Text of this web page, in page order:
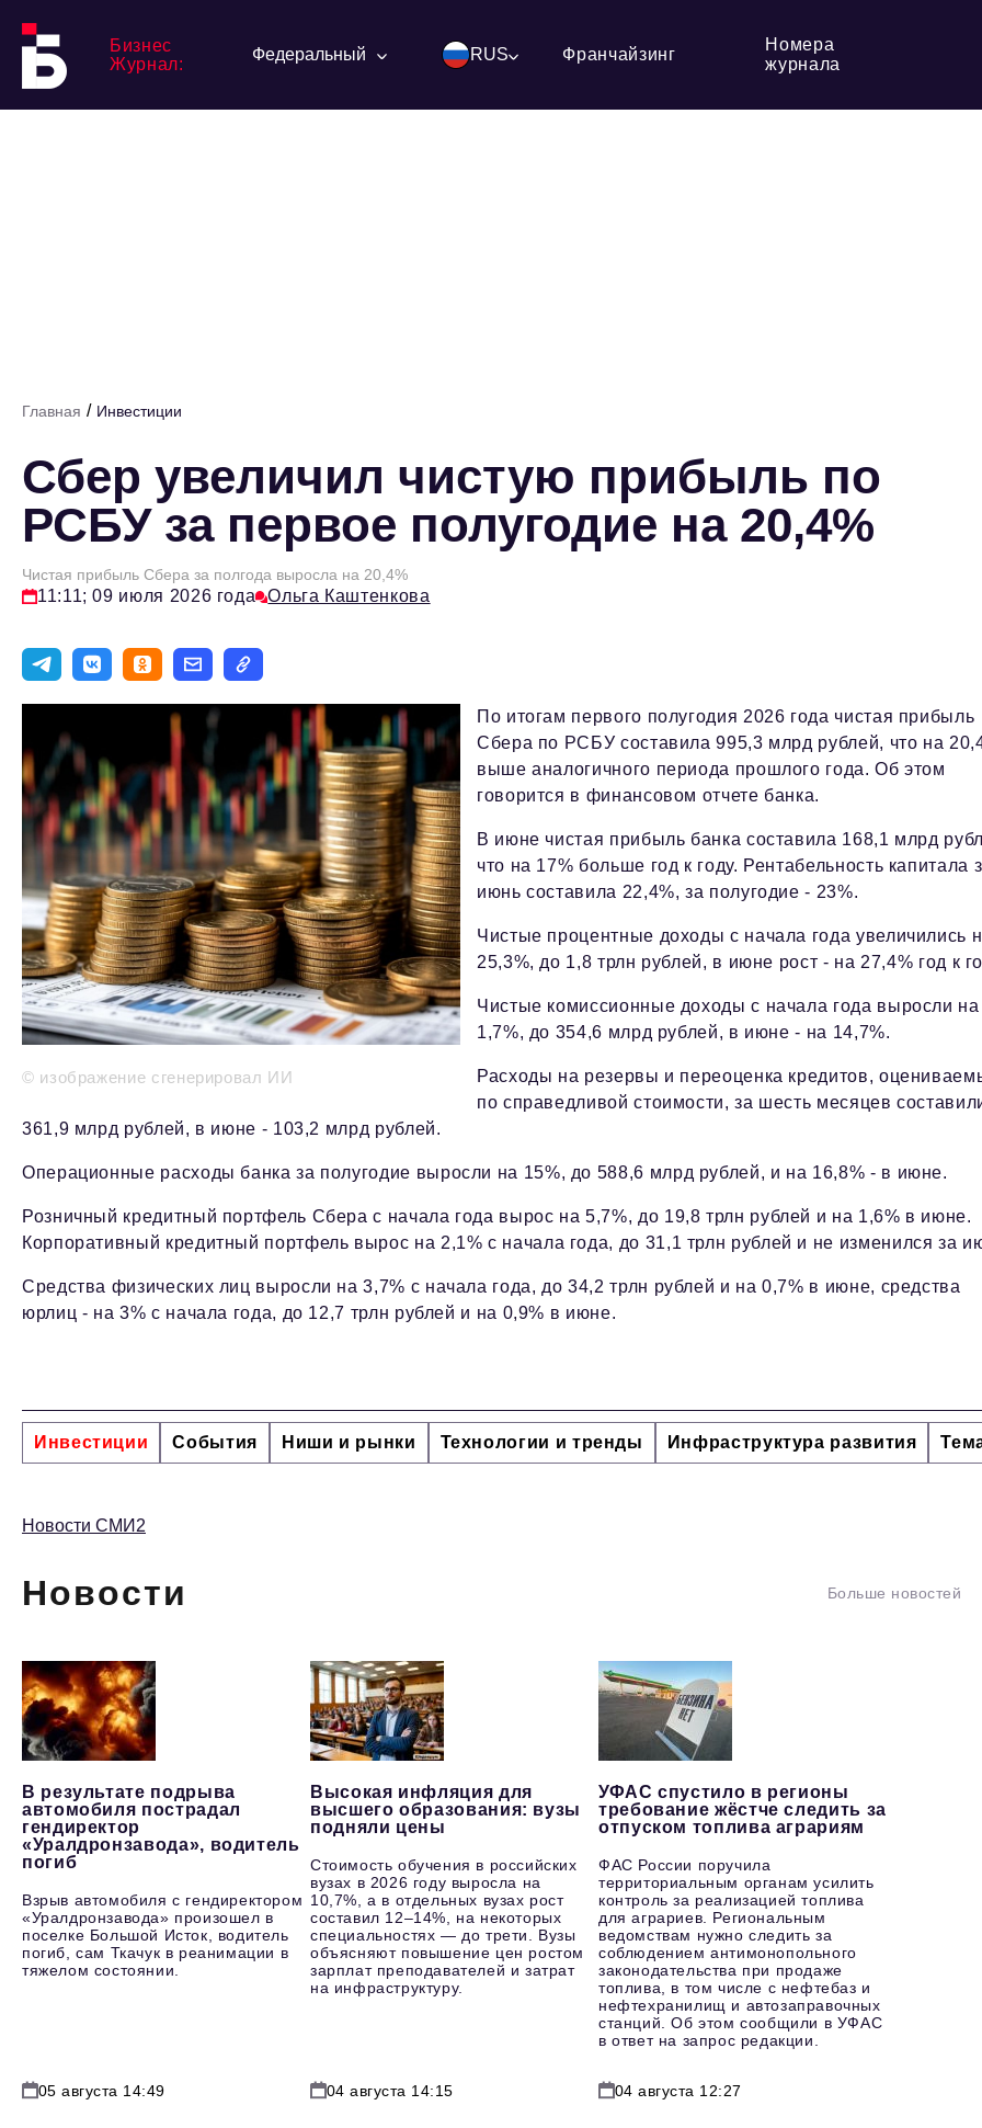
Бизнес
Журнал:
Федеральный RUS Франчайзинг
Номера
журнала
Главная / Инвестиции
Сбер увеличил чистую прибыль по
РСБУ за первое полугодие на 20,4%
Чистая прибыль Сбера за полгода выросла на 20,4%
11:11; 09 июля 2026 года Ольга Каштенкова
© изображение сгенерировал ИИ
По итогам первого полугодия 2026 года чистая прибыль
Сбера по РСБУ составила 995,3 млрд рублей, что на
выше аналогичного периода прошлого года. Об этом
говорится в финансовом отчете банка.
В июне чистая прибыль банка составила 168,1 млрд
что на 17% больше год к году. Рентабельность капитала
июнь составила 22,4%, за полугодие - 23%.
Чистые процентные доходы с начала года увеличились
25,3%, до 1,8 трлн рублей, в июне рост - на 27,4% год к
Чистые комиссионные доходы с начала года выросли на
1,7%, до 354,6 млрд рублей, в июне - на 14,7%.
Расходы на резервы и переоценка кредитов,
по справедливой стоимости, за шесть месяцев
361,9 млрд рублей, в июне - 103,2 млрд рублей.
Операционные расходы банка за полугодие выросли на 15%, до 588,6 млрд рублей, и на 16,8% - в июне.
Розничный кредитный портфель Сбера с начала года вырос на 5,7%, до 19,8 трлн рублей и на 1,6% в июне.
Корпоративный кредитный портфель вырос на 2,1% с начала года, до 31,1 трлн рублей и не изменился за
Средства физических лиц выросли на 3,7% с начала года, до 34,2 трлн рублей и на 0,7% в июне, средства
юрлиц - на 3% с начала года, до 12,7 трлн рублей и на 0,9% в июне.
Инвестиции События Ниши и рынки Технологии и тренды Инфраструктура развития
Новости СМИ2
Новости Больше новостей
В результате подрыва
автомобиля пострадал
гендиректор
«Уралдронзавода», водитель
погиб
Взрыв автомобиля с гендиректором
«Уралдронзавода» произошел в
поселке Большой Исток, водитель
погиб, сам Ткачук в реанимации в
тяжелом состоянии.
05 августа 14:49
Высокая инфляция для
высшего образования: вузы
подняли цены
Стоимость обучения в российских
вузах в 2026 году выросла на
10,7%, а в отдельных вузах рост
составил 12–14%, на некоторых
специальностях — до трети. Вузы
объясняют повышение цен ростом
зарплат преподавателей и затрат
на инфраструктуру.
04 августа 14:15
УФАС спустило в регионы
требование жёстче следить за
отпуском топлива аграриям
ФАС России поручила
территориальным органам усилить
контроль за реализацией топлива
для аграриев. Региональным
ведомствам нужно следить за
соблюдением антимонопольного
законодательства при продаже
топлива, в том числе с нефтебаз и
нефтехранилищ и автозаправочных
станций. Об этом сообщили в УФАС
в ответ на запрос редакции.
04 августа 12:27